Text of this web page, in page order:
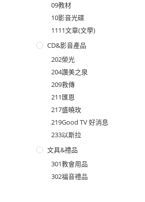
09教材
10影音光碟
1111文章(文學)
CD&影音產品
202榮光
204讚美之泉
209救傳
211匯恩
217盛曉玫
219Good TV 好消息
233以斯拉
文具&禮品
301教會用品
302福音禮品